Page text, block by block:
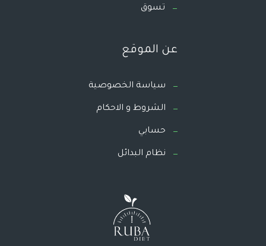
تسوق
عن الموقع
سياسة الخصوصية
الشروط و الاحكام
حسابي
نظام البدائل